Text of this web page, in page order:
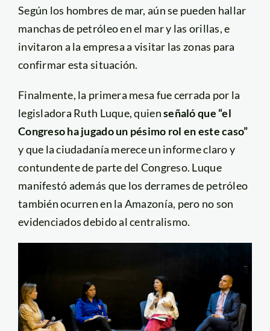
Según los hombres de mar, aún se pueden hallar
manchas de petróleo en el mar y las orillas, e
invitaron a la empresa a visitar las zonas para
confirmar esta situación.
Finalmente, la primera mesa fue cerrada por la
legisladora Ruth Luque, quienseñaló que “el
Congreso ha jugado un pésimo rol en este caso”
y que la ciudadanía merece un informe claro y
contundente de parte del Congreso. Luque
manifestó además que los derrames de petróleo
también ocurren en la Amazonía, pero no son
evidenciados debido al centralismo.